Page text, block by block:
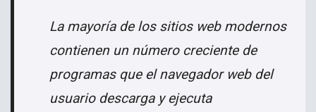
La mayoría de los sitios web modernos
contienen un número creciente de
programas que el navegador web del
usuario descarga y ejecuta